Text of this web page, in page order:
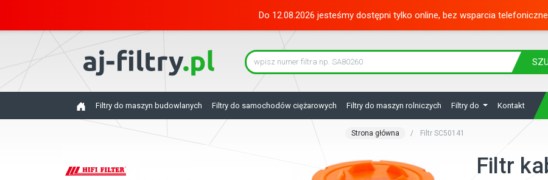
Do 12.08.2026 jesteśmy dostępni tylko online, bez wsparcia
Filtry do maszyn budowlanych Filtry do samochodów ciężarowych Filtry do maszyn rolniczych Filtry do Kontakt
Strona główna Filtr SC50141
Filtr